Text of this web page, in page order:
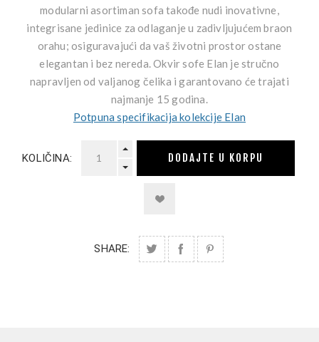
modularni asortiman sofa takođe nudi inovativne,
integrisane jedinice za odlaganje u zadivljujućem braon
orahu; osiguravajući da vaš životni prostor ostane
elegantan i bez nereda. Okvir sofe Elan je stručno
napravljen od valjanog čelika i garantovano će trajati
najmanje 15 godina.
Potpuna specifikacija kolekcije Elan
KOLIČINA: DODAJTE U KORPU
SHARE: